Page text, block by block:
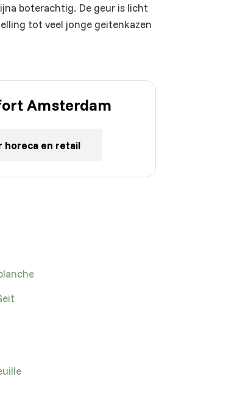
boterachtig. De geur is licht
tot veel jonge geitenkazen
Amsterdam
horeca en retail